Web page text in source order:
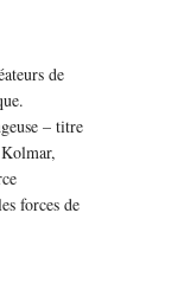
de
– titre
forces de